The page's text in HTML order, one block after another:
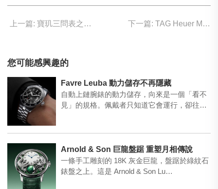
上一篇: 寶玑三問表之升華 下一篇: TAG Heuer Monaco 為競逐而生
您可能感興趣的
Favre Leuba 動力儲存不再隱藏
自動上鏈腕錶的動力儲存，向來是一個「看不
見」的規格。佩戴者只知道它會運行，卻往往
Arnold & Son 巨龍盤踞 重塑月相傳說
一條手工雕刻的 18K 灰金巨龍，盤踞於綠紋石
錶盤之上。這是 Arnold & Son Lu…